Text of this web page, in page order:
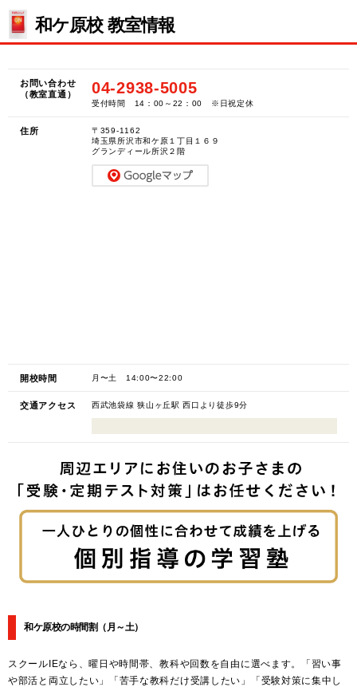
和ケ原校 教室情報
お問い合わせ
（教室直通）
04-2938-5005
受付時間 14：00～22：00 ※日祝定休
住所
〒359-1162
埼玉県所沢市和ケ原１丁目１６９
グランディール所沢２階
開校時間 月〜土 14:00〜22:00
交通アクセス 西武池袋線 狭山ヶ丘駅 西口より徒歩9分
和ケ原校の時間割 （月～土）
スクールIEなら、曜日や時間帯、教科や回数を自由に選べます。「習い事
や部活と両立したい」「苦手な教科だけ受講したい」「受験対策に集中し